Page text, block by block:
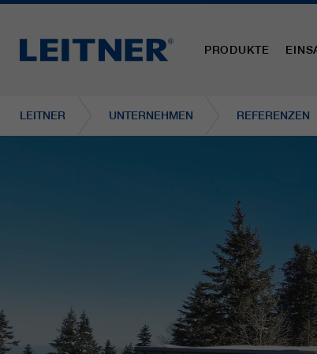
PRODUKTE
LEITNER UNTERNEHMEN REFERENZEN